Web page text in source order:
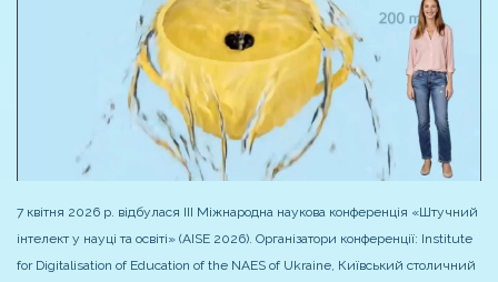
7 квітня 2026 р. відбулася ІІІ Міжнародна наукова конференція «Штучний
інтелект у науці та освіті» (AISE 2026). Організатори конференції: Institute
for Digitalisation of Education of the NAES of Ukraіne, Київський столичний